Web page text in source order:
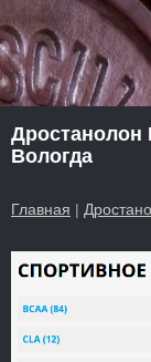
Дростанолон
Вологда
Главная |